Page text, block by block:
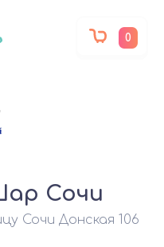
Сочи
Сочи Донская 106
0